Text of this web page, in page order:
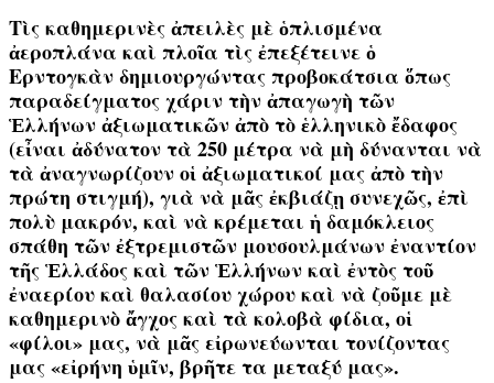
Τὶς καθημερινὲς ἀπειλὲς μὲ ὁπλισμένα
ἀεροπλάνα καὶ πλοῖα τὶς ἐπεξέτεινε ὁ
Ερντογκὰν δημιουργώντας προβοκάτσια ὅπως
παραδείγματος χάριν τὴν ἀπαγωγὴ τῶν
Ἑλλήνων ἀξιωματικῶν ἀπὸ τὸ ἑλληνικὸ ἔδαφος
(εἶναι ἀδύνατον τὰ 250 μέτρα νὰ μὴ δύνανται νὰ
τὰ ἀναγνωρίζουν οἱ ἀξιωματικοί μας ἀπὸ τὴν
πρώτη στιγμή), γιὰ νὰ μᾶς ἐκβιάζῃ συνεχῶς, ἐπὶ
πολὺ μακρόν, καὶ νὰ κρέμεται ἡ δαμόκλειος
σπάθη τῶν ἐξτρεμιστῶν μουσουλμάνων ἐναντίον
τῆς Ἑλλάδος καὶ τῶν Ἑλλήνων καὶ ἐντὸς τοῦ
ἐναερίου καὶ θαλασίου χώρου καὶ νὰ ζοῦμε μὲ
καθημερινὸ ἄγχος καὶ τὰ κολοβὰ φίδια, οἱ
«φίλοι» μας, νὰ μᾶς εἰρωνεύωνται τονίζοντας
μας «εἰρήνη ὑμῖν, βρῆτε τα μεταξύ μας».